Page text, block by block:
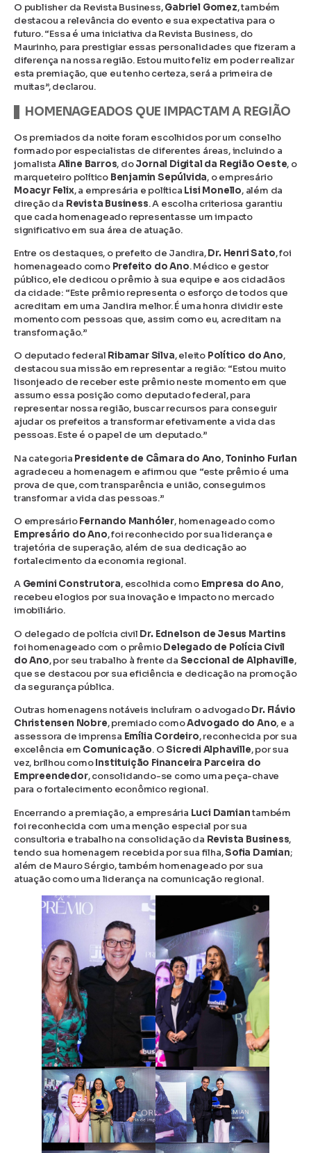
O publisher da Revista Business,Gabriel Gomez, também
destacou a relevância do evento e sua expectativa para o
futuro. “Essa é uma iniciativa da Revista Business, do
Maurinho, para prestigiar essas personalidades que fizeram a
diferença na nossa região. Estou muito feliz em poder realizar
esta premiação, que eu tenho certeza, será a primeira de
muitas”, declarou.
HOMENAGEADOS QUE IMPACTAM A REGIÃO
Os premiados da noite foram escolhidos por um conselho
formado por especialistas de diferentes áreas, incluindo a
jornalista Aline Barros, doJornal Digital da Região Oeste, o
marqueteiro político Benjamin Sepúlvida, o empresário
Moacyr Felix, a empresária e política Lisi Monello, além da
direção da Revista Business. A escolha criteriosa garantiu
que cada homenageado representasse um impacto
significativo em sua área de atuação.
Entre os destaques, o prefeito de Jandira,Dr. Henri Sato, foi
homenageado como Prefeito do Ano. Médico e gestor
público, ele dedicou o prêmio à sua equipe e aos cidadãos
da cidade: “Este prêmio representa o esforço de todos que
acreditam em uma Jandira melhor. É uma honra dividir este
momento com pessoas que, assim como eu, acreditam na
transformação.”
O deputado federal Ribamar Silva, eleito Político do Ano,
destacou sua missão em representar a região: “Estou muito
lisonjeado de receber este prêmio neste momento em que
assumo essa posição como deputado federal, para
representar nossa região, buscar recursos para conseguir
ajudar os prefeitos a transformar efetivamente a vida das
pessoas. Este é o papel de um deputado.”
Na categoria Presidente de Câmara do Ano,Toninho Furlan
agradeceu a homenagem e afirmou que “este prêmio é uma
prova de que, com transparência e união, conseguimos
transformar a vida das pessoas.”
O empresárioFernando Manhóler, homenageado como
Empresário do Ano, foi reconhecido por sua liderança e
trajetória de superação, além de sua dedicação ao
fortalecimento da economia regional.
A Gemini Construtora, escolhida como Empresa do Ano,
recebeu elogios por sua inovação e impacto no mercado
imobiliário.
O delegado de polícia civil Dr. Ednelson de Jesus Martins
foi homenageado com o prêmioDelegado de Polícia Civil
do Ano, por seu trabalho à frente da Seccional de Alphaville,
que se destacou por sua eficiência e dedicação na promoção
da segurança pública.
Outras homenagens notáveis incluíram o advogadoDr. Flávio
Christensen Nobre, premiado comoAdvogado do Ano, e a
assessora de imprensa Emília Cordeiro, reconhecida por sua
excelência em Comunicação. OSicredi Alphaville, por sua
vez, brilhou comoInstituição Financeira Parceira do
Empreendedor, consolidando-se como uma peça-chave
para o fortalecimento econômico regional.
Encerrando a premiação, a empresária Luci Damiantambém
foi reconhecida com uma menção especial por sua
consultoria e trabalho na consolidação da Revista Business,
tendo sua homenagem recebida por sua filha,Sofia Damian;
além de Mauro Sérgio, também homenageado por sua
atuação como uma liderança na comunicação regional.